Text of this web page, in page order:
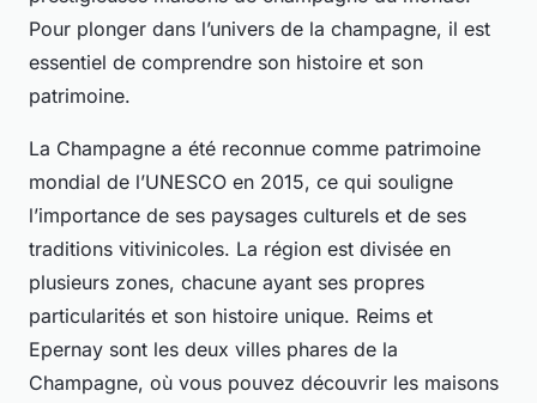
Pour plonger dans l’univers de la champagne, il est
essentiel de comprendre son histoire et son
patrimoine.
La Champagne a été reconnue comme patrimoine
mondial de l’UNESCO en 2015, ce qui souligne
l’importance de ses paysages culturels et de ses
traditions vitivinicoles. La région est divisée en
plusieurs zones, chacune ayant ses propres
particularités et son histoire unique. Reims et
Epernay sont les deux villes phares de la
Champagne, où vous pouvez découvrir les maisons